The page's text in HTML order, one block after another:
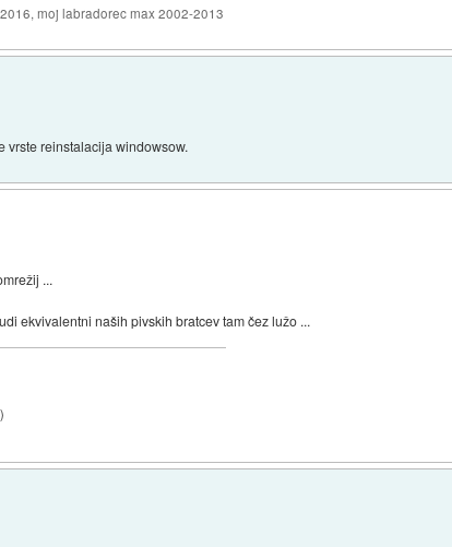
moj labradorec max 2002-2013
vrste reinstalacija windowsow.
...
ekvivalentni naših pivskih bratcev tam čez lužo ...
)